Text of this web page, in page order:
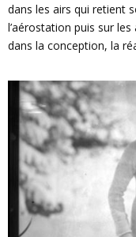
dans les airs qui retient
l’aérostation puis sur
dans la conception, la